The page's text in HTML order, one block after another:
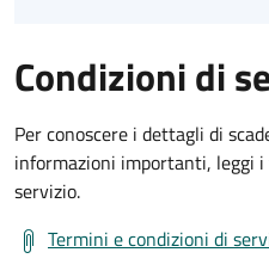
Condizioni di
Per conoscere i dettagli di
informazioni importanti, leggi
servizio.
Termini e condizioni di